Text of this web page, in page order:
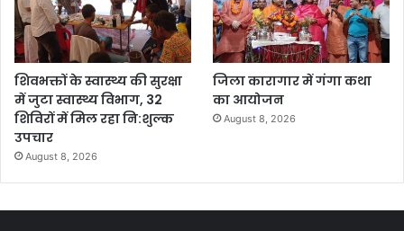
शिवभक्तों के स्वास्थ्य की सुरक्षा
में जुटा स्वास्थ्य विभाग, 32
शिविरों में मिल रहा नि:शुल्क
उपचार
August 8, 2026
जिला कारागार में गंगा कथा
का आयोजन
August 8, 2026